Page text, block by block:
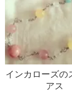
インカローズの
アス